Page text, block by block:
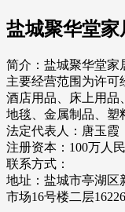
盐城聚华堂家
简介：盐城聚华堂家
主要经营范围为许可
酒店用品、床上用品
地毯、金属制品、塑
法定代表人：唐玉霞
注册资本：100万人
联系方式：
地址：盐城市亭湖区
市场16号楼二层